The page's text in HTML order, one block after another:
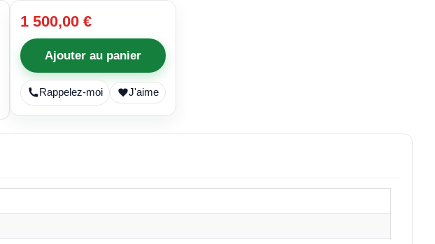
1 500,00 €
Ajouter au panier
Rappelez-moi J'aime